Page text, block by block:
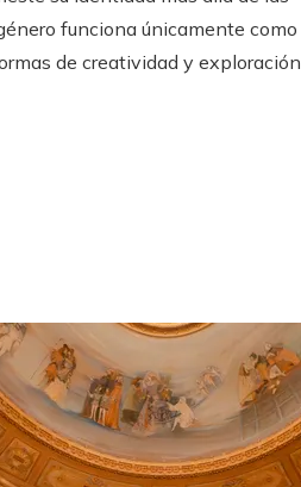
funciona únicamente como
de creatividad y exploración